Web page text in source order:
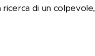
ricerca di un